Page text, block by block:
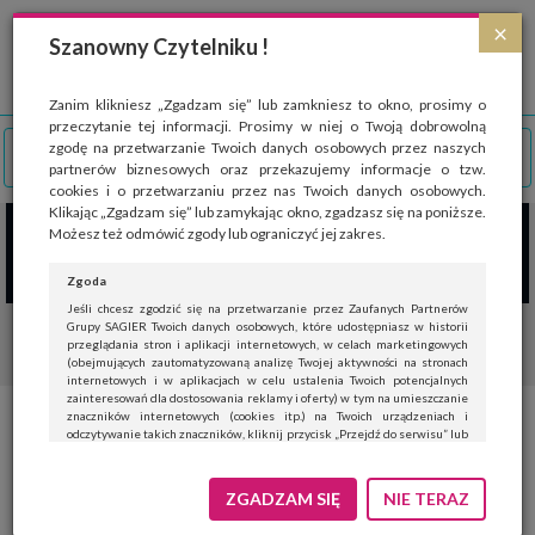
×
Szanowny Czytelniku !
Zanim klikniesz „Zgadzam się” lub zamkniesz to okno, prosimy o
przeczytanie tej informacji. Prosimy w niej o Twoją dobrowolną
zgodę na przetwarzanie Twoich danych osobowych przez naszych
partnerów biznesowych oraz przekazujemy informacje o tzw.
cookies i o przetwarzaniu przez nas Twoich danych osobowych.
Klikając „Zgadzam się” lub zamykając okno, zgadzasz się na poniższe.
Możesz też odmówić zgody lub ograniczyć jej zakres.
Zgoda
Jeśli chcesz zgodzić się na przetwarzanie przez Zaufanych Partnerów
Grupy SAGIER Twoich danych osobowych, które udostępniasz w historii
przeglądania stron i aplikacji internetowych, w celach marketingowych
(obejmujących zautomatyzowaną analizę Twojej aktywności na stronach
internetowych i w aplikacjach w celu ustalenia Twoich potencjalnych
zainteresowań dla dostosowania reklamy i oferty) w tym na umieszczanie
znaczników internetowych (cookies itp.) na Twoich urządzeniach i
odczytywanie takich znaczników, kliknij przycisk „Przejdź do serwisu” lub
Jeśli nie chcesz wyrazić zgody, kliknij „Nie teraz”.
Wyrażenie zgody jest dobrowolne. Możesz edytować zakres zgody, w tym
ZGADZAM SIĘ NIE TERAZ
Strona wykorzystuje pliki cookies, które służą głównie do celów statystycznych.
Wyrażając zgodę na używanie 'cookies', zezwalasz na zapisanie ich w pamięci
przeglądarki. Przejdź do
polityki cookies
Dzień Dziecka z Rodziną